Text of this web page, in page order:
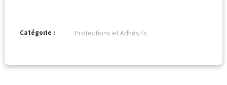
Catégorie : Protections et Adhésifs